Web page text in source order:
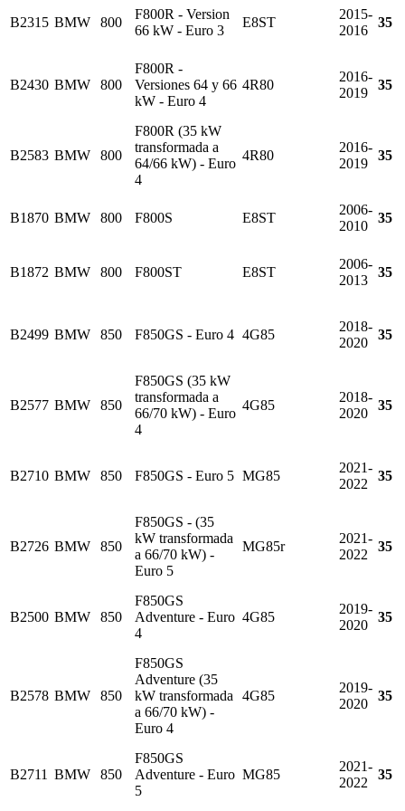
B2315 BMW 800
F800R - Version
66 kW - Euro 3
E8ST
2015-
2016
35
B2430 BMW 800
F800R -
Versiones 64 y 66
kW - Euro 4
4R80
2016-
2019
35
B2583 BMW 800
F800R (35 kW
transformada a
64/66 kW) - Euro
4
4R80
2016-
2019
35
B1870 BMW 800 F800S E8ST
2006-
2010
35
B1872 BMW 800 F800ST E8ST
2006-
2013
35
B2499 BMW 850 F850GS - Euro 4 4G85
2018-
2020
35
B2577 BMW 850
F850GS (35 kW
transformada a
66/70 kW) - Euro
4
4G85
2018-
2020
35
B2710 BMW 850 F850GS - Euro 5 MG85
2021-
2022
35
B2726 BMW 850
F850GS - (35
kW transformada
a 66/70 kW) -
Euro 5
MG85r
2021-
2022
35
B2500 BMW 850
F850GS
Adventure - Euro
4
4G85
2019-
2020
35
B2578 BMW 850
F850GS
Adventure (35
kW transformada
a 66/70 kW) -
Euro 4
4G85
2019-
2020
35
B2711 BMW 850
F850GS
Adventure - Euro
5
MG85
2021-
2022
35